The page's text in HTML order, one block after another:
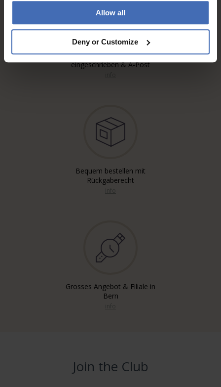
Allow all
Deny or Customize
Kostenloser* Versand,
eingeschrieben & A-Post
Bequem bestellen mit
Rückgaberecht
Grosses Angebot & Filiale in
Bern
Join the Club